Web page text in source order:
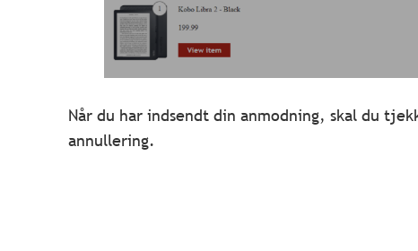
Når du har indsendt din anmodning, skal du
annullering.